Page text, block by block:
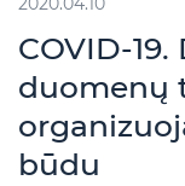
COVID-
duomenų
būdu